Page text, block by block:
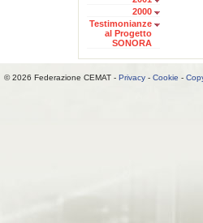
2000
Testimonianze
al Progetto
SONORA
© 2026 Federazione CEMAT - Privacy - Cookie -